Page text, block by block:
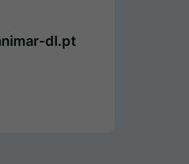
dl.pt